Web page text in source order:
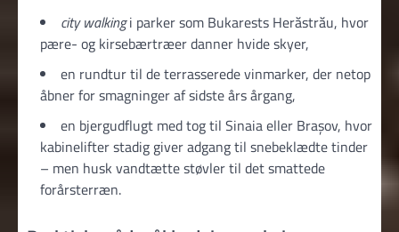
city walkingi parker som Bukarests Herăstrău, hvor
pære- og kirsebærtræer danner hvide skyer,
en rundtur til de terrasserede vinmarker, der netop
åbner for smagninger af sidste års årgang,
en bjergudflugt med tog til Sinaia eller Brașov, hvor
kabinelifter stadig giver adgang til snebeklædte tinder
– men husk vandtætte støvler til det smattede
forårsterræn.